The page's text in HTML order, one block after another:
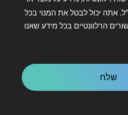
אתה יכול לבטל את המנוי בכל
הרלוונטיים בכל מידע שאנו